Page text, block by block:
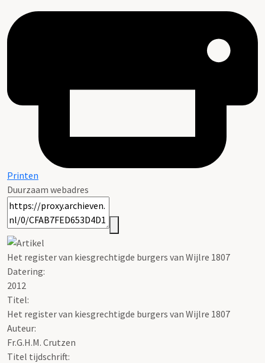
Printen
Duurzaam webadres
Het register van kiesgrechtigde burgers van Wijlre 1807
Datering:
2012
Titel:
Het register van kiesgrechtigde burgers van Wijlre 1807
Auteur:
Fr.G.H.M. Crutzen
Titel tijdschrift: